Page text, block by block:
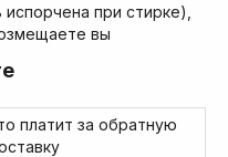
при стирке),
вы
платит за обратную